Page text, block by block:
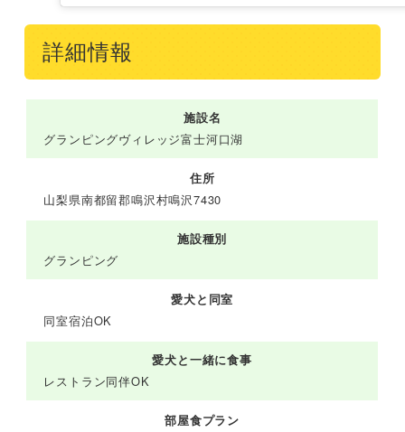
詳細情報
施設名
グランピングヴィレッジ富士河口湖
住所
山梨県南都留郡鳴沢村鳴沢7430
施設種別
グランピング
愛犬と同室
同室宿泊OK
愛犬と一緒に食事
レストラン同伴OK
部屋食プラン